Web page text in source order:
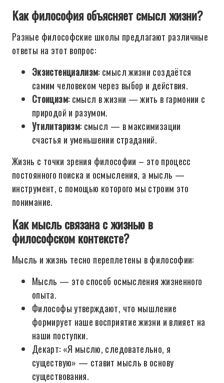
Как философия объясняет смысл жизни?
Разные философские школы предлагают различные
ответы на этот вопрос:
Экзистенциализм: смысл жизни создаётся
самим человеком через выбор и действия.
Стоицизм: смысл в жизни — жить в гармонии с
природой и разумом.
Утилитаризм: смысл — в максимизации
счастья и уменьшении страданий.
Жизнь с точки зрения философии – это процесс
постоянного поиска и осмысления, а мысль —
инструмент, с помощью которого мы строим это
понимание.
Как мысль связана с жизнью в
философском контексте?
Мысль и жизнь тесно переплетены в философии:
Мысль — это способ осмысления жизненного
опыта.
Философы утверждают, что мышление
формирует наше восприятие жизни и влияет на
наши поступки.
Декарт: «Я мыслю, следовательно, я
существую» — ставит мысль в основу
существования.